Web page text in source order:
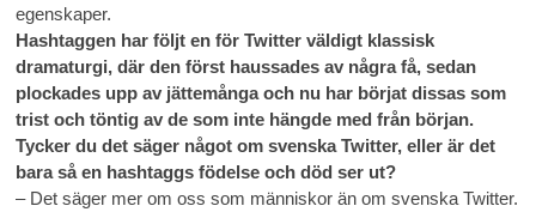
egenskaper.
Hashtaggen har följt en för Twitter väldigt klassisk
dramaturgi, där den först haussades av några få, sedan
plockades upp av jättemånga och nu har börjat dissas som
trist och töntig av de som inte hängde med från början.
Tycker du det säger något om svenska Twitter, eller är det
bara så en hashtaggs födelse och död ser ut?
– Det säger mer om oss som människor än om svenska Twitter.